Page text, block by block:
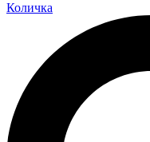
Количка